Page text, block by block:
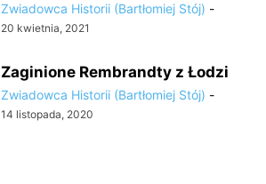
Zwiadowca Historii (Bartłomiej Stój) -
20 kwietnia, 2021
Zaginione Rembrandty z Łodzi
Zwiadowca Historii (Bartłomiej Stój) -
14 listopada, 2020